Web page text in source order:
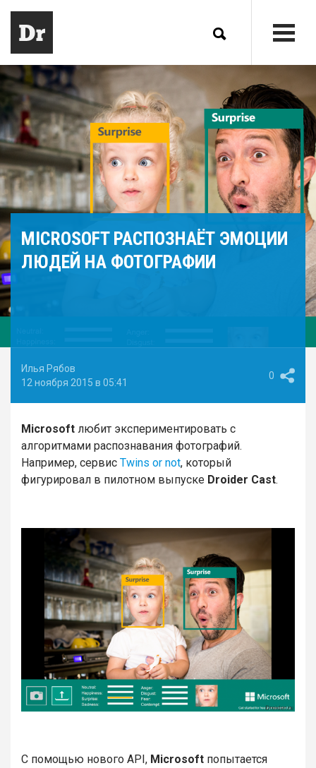
MICROSOFT РАСПОЗНАЁТ ЭМОЦИИ
ЛЮДЕЙ НА ФОТОГРАФИИ
Илья Рябов
12 ноября 2015 в 05:41
0
Microsoft любит экспериментировать с
алгоритмами распознавания фотографий.
Например, сервис Twins or not, который
фигурировал в пилотном выпуске Droider Cast.
С помощью нового API, Microsoft попытается